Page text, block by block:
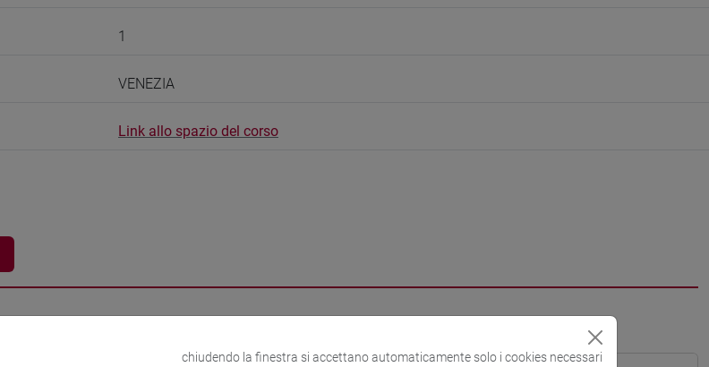
1
VENEZIA
Link allo spazio del corso
chiudendo la finestra si accettano automaticamente solo i cookies necessari